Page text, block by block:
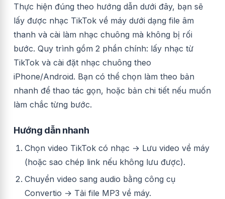
Thực hiện đúng theo hướng dẫn dưới đây, bạn sẽ
lấy được nhạc TikTok về máy dưới dạng file âm
thanh và cài làm nhạc chuông mà không bị rối
bước. Quy trình gồm 2 phần chính: lấy nhạc từ
TikTok và cài đặt nhạc chuông theo
iPhone/Android. Bạn có thể chọn làm theo bản
nhanh để thao tác gọn, hoặc bản chi tiết nếu muốn
làm chắc từng bước.
Hướng dẫn nhanh
Chọn video TikTok có nhạc → Lưu video về máy
(hoặc sao chép link nếu không lưu được).
Chuyển video sang audio bằng công cụ
Convertio → Tải file MP3 về máy.